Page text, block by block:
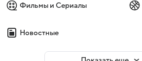
Фильмы и Сериалы
Новостные